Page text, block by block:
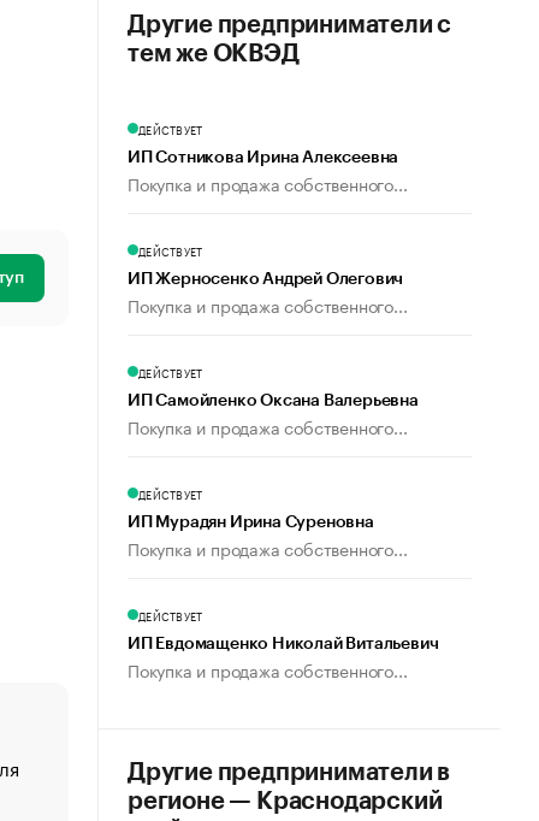
«От спорта тело стареет иначе». Как живет глава
создавшей GTA
Другие предприниматели с
тем же ОКВЭД
ДЕЙСТВУЕТ
ИП Сотникова Ирина Алексеевна
Покупка и продажа собственного...
ДЕЙСТВУЕТ
ИП Жерносенко Андрей Олегович
Покупка и продажа собственного...
ДЕЙСТВУЕТ
ИП Самойленко Оксана Валерьевна
Покупка и продажа собственного...
ДЕЙСТВУЕТ
ИП Мурадян Ирина Суреновна
Покупка и продажа собственного...
ДЕЙСТВУЕТ
ИП Евдомащенко Николай Витальевич
Покупка и продажа собственного...
Другие предприниматели в
регионе — Краснодарский